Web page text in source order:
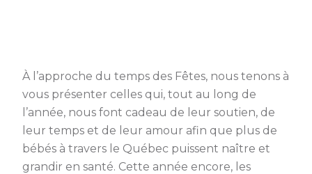
À l’approche du temps des Fêtes, nous tenons à
vous présenter celles qui, tout au long de
l’année, nous font cadeau de leur soutien, de
leur temps et de leur amour afin que plus de
bébés à travers le Québec puissent naître et
grandir en santé. Cette année encore, les